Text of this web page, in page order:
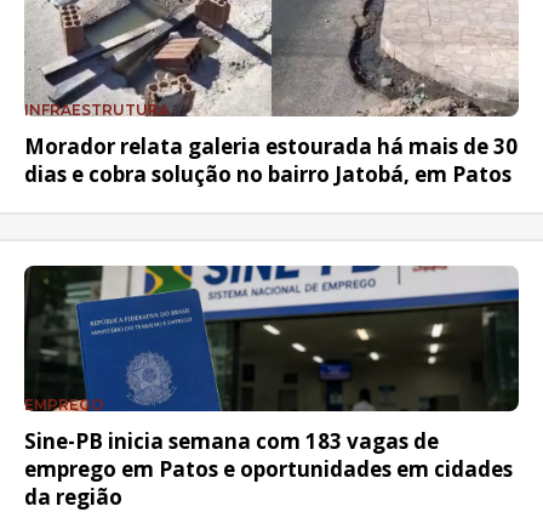
INFRAESTRUTURA
Morador relata galeria estourada há mais de 30
dias e cobra solução no bairro Jatobá, em Patos
EMPREGO
Sine-PB inicia semana com 183 vagas de
emprego em Patos e oportunidades em cidades
da região